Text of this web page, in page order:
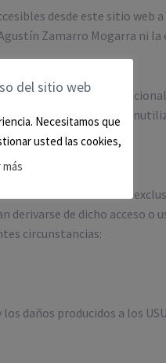
desde este sitio web
Zamarro Mogarra ni
la legislación
procederá a suprimir o
en la misma son de
derivarse de dicho acceso
circunstancias:
daños producidos a los
del sitio web
Necesitamos que
usted las cookies,